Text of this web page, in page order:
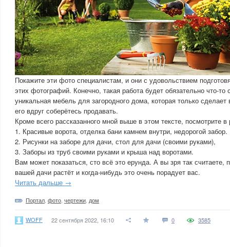
Покажите эти фото специалистам, и они с удовольствием
этих фотографий. Конечно, такая работа будет обязательно что-то
уникальная мебель для загородного дома, которая только
его вдруг соберётесь продавать.
Кроме всего рассказанного мной выше в этом тексте, посмотрите
1. Красивые ворота, отделка бани камнем внутри, недорогой забор.
2. Рисунки на заборе для дачи, стол для дачи (своими руками),
3. Заборы из труб своими руками и крыша над воротами.
Вам может показаться, сто всё это ерунда. А вы зря так считаете,
вашей дачи растёт и когда-нибудь это очень порадует вас.
Читать дальше →
Портал фото чертежи дом
WOFF 22 сентября 2022, 16:10 0 3585